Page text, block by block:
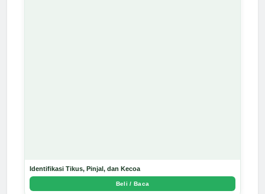
Identifikasi Tikus, Pinjal, dan Kecoa
Beli / Baca